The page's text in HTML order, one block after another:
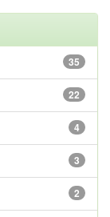
35
22
4
3
2